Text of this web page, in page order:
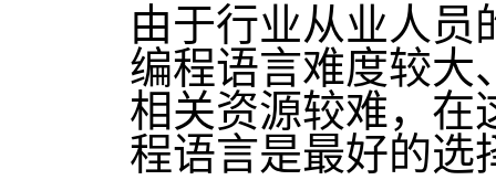
由于行业从业人员
编程语言难度较大
相关资源较难，在
程语言是最好的选